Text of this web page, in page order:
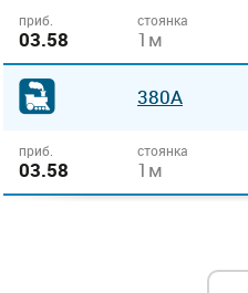
приб.
03.58
стоянка
1м
380А
приб.
03.58
стоянка
1м